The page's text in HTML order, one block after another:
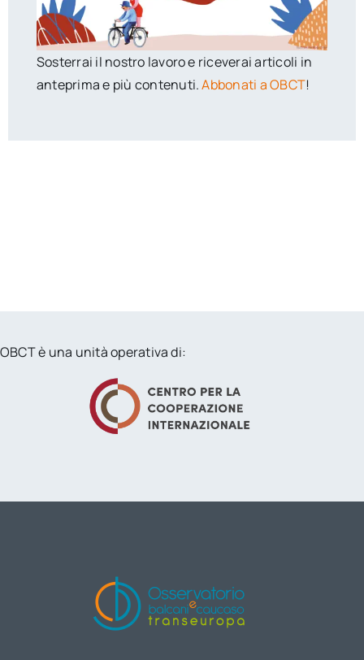
Sosterrai il nostro lavoro e riceverai articoli in
anteprima e più contenuti.Abbonati a OBCT!
OBCT è una unità operativa di: